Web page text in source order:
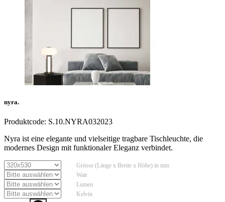
nyra.
Produktcode: S.10.NYRA032023
Nyra ist eine elegante und vielseitige tragbare Tischleuchte, die
modernes Design mit funktionaler Eleganz verbindet.
Grösse (Länge x Breite x Höhe) in mm
Watt
Lumen
Kelvin